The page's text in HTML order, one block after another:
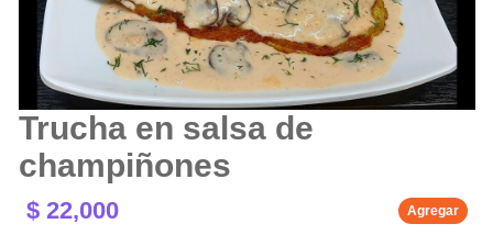
Trucha en salsa de
champiñones
$ 22,000 Agregar